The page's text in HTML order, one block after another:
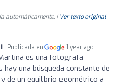
automáticamente. | Ver texto original
Publicada en 1 year ago
es una fotógrafa
hay una búsqueda constante de
de un equilibrio geométrico a